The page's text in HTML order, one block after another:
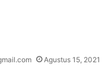
Agustus 15, 2021